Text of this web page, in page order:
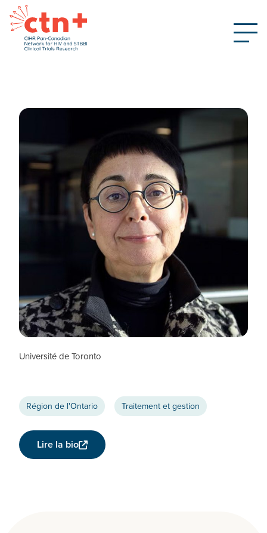
Reina Bendayan
CHERCHEUR CTN+
Université de Toronto
Région de l'Ontario Traitement et gestion
Lire la bio